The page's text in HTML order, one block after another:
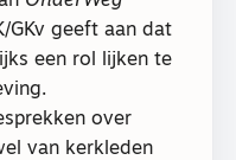
GKv geeft aan dat
een rol lijken te
over
van kerkleden